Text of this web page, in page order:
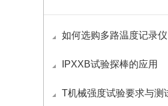
如何选购多路温度记录仪
IPXXB试验探棒的应用
T机械强度试验要求与测试产